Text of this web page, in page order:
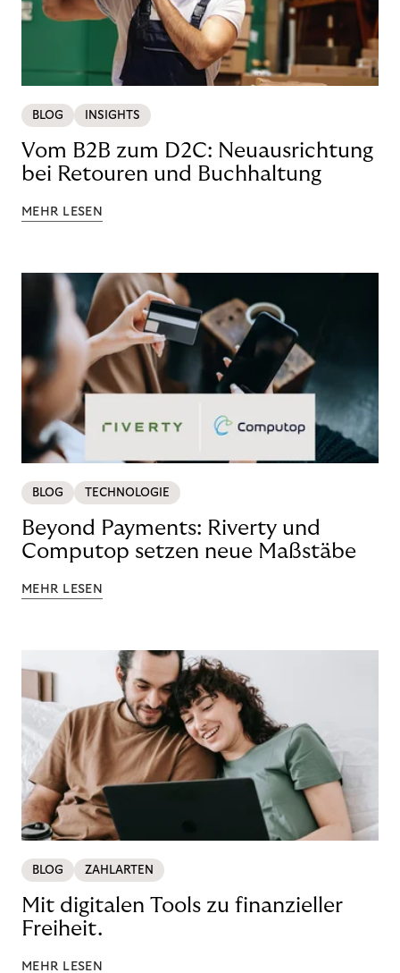
BLOG INSIGHTS
Vom B2B zum D2C: Neuausrichtung
bei Retouren und Buchhaltung
MEHR LESEN
BLOG TECHNOLOGIE
Beyond Payments: Riverty und
Computop setzen neue Maßstäbe
MEHR LESEN
BLOG ZAHLARTEN
Mit digitalen Tools zu finanzieller
Freiheit.
MEHR LESEN